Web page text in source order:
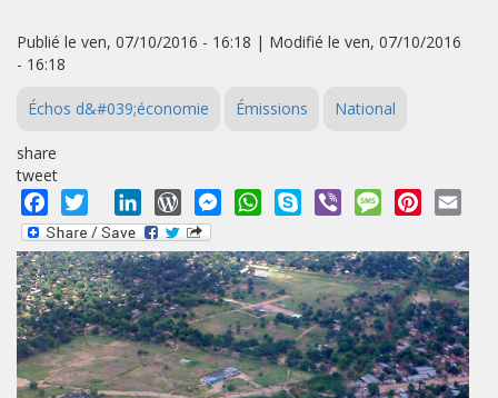
Publié le ven, 07/10/2016 - 16:18 | Modifié le ven, 07/10/2016
- 16:18
Échos d&#039;économie Émissions National
share
tweet
Facebook
Twitter LinkedInWordPressMessengerWhatsApp
Skype Viber MessagePinterest